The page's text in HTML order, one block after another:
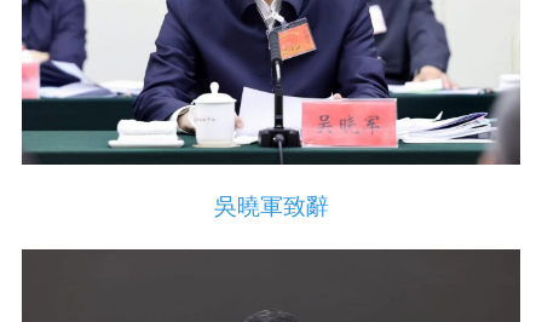
吳曉軍致辭